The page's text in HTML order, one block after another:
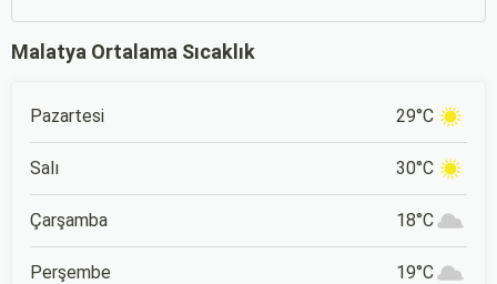
Malatya Ortalama Sıcaklık
Pazartesi 29°C
Salı 30°C
Çarşamba 18°C
Perşembe 19°C